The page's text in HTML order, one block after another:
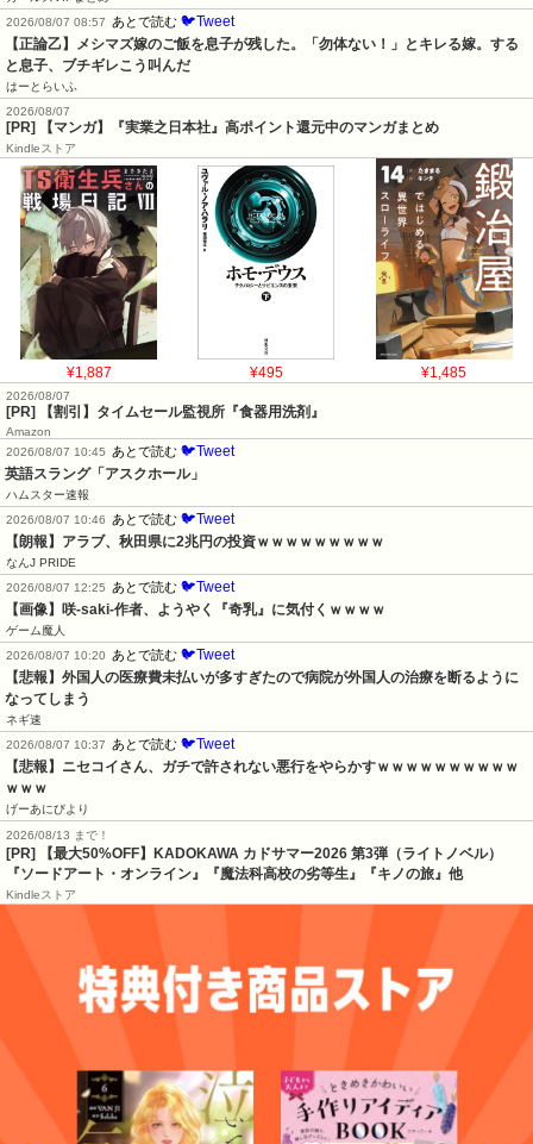
2026/08/07 08:57
あとで読む 🐦Tweet
【正論乙】メシマズ嫁のご飯を息子が残した。「勿体ない！」とキレる嫁。する
と息子、ブチギレこう叫んだ
はーとらいふ
2026/08/07
[PR] 【マンガ】『実業之日本社』高ポイント還元中のマンガまとめ
Kindleストア
¥1,887 ¥495 ¥1,485
2026/08/07
[PR] 【割引】タイムセール監視所『食器用洗剤』
Amazon
2026/08/07 10:45
あとで読む 🐦Tweet
英語スラング「アスクホール」
ハムスター速報
2026/08/07 10:46
あとで読む 🐦Tweet
【朗報】アラブ、秋田県に2兆円の投資ｗｗｗｗｗｗｗｗｗ
なんJ PRIDE
2026/08/07 12:25
あとで読む 🐦Tweet
【画像】咲-saki-作者、ようやく『奇乳』に気付くｗｗｗｗ
ゲーム魔人
2026/08/07 10:20
あとで読む 🐦Tweet
【悲報】外国人の医療費未払いが多すぎたので病院が外国人の治療を断るように
なってしまう
ネギ速
2026/08/07 10:37
あとで読む 🐦Tweet
【悲報】ニセコイさん、ガチで許されない悪行をやらかすｗｗｗｗｗｗｗｗｗｗ
ｗｗｗ
げーあにびより
2026/08/13 まで！
[PR]
【最大50%OFF】KADOKAWA カドサマー2026 第3弾（ライトノベル）
『ソードアート・オンライン』『魔法科高校の劣等生』『キノの旅』他
Kindleストア